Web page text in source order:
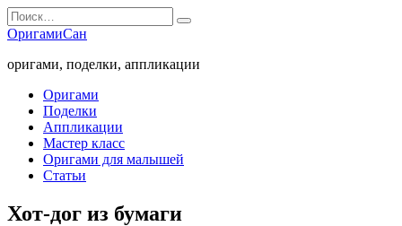
Перейти
к
содержанию
Search
for:
ОригамиСан
оригами, поделки, аппликации
Оригами
Поделки
Аппликации
Мастер класс
Оригами для малышей
Статьи
Хот-дог из бумаги